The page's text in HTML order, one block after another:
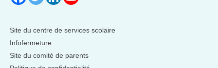
Site du centre de services scolaire
Infofermeture
Site du comité de parents